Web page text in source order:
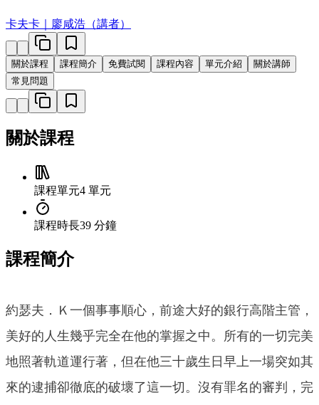
卡夫卡｜廖咸浩（講者）
關於課程 課程簡介 免費試閱 課程內容 單元介紹
關於講師
常見問題
關於課程
課程單元4 單元
課程時長39 分鐘
課程簡介
約瑟夫．Ｋ一個事事順心，前途大好的銀行高階主管，
美好的人生幾乎完全在他的掌握之中。所有的一切完美
地照著軌道運行著，但在他三十歲生日早上一場突如其
來的逮捕卻徹底的破壞了這一切。沒有罪名的審判，完